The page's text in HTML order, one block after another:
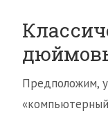
Предположим,